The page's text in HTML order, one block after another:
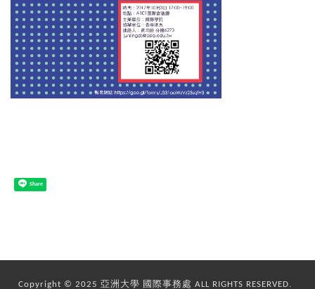
Share
Copyright © 2025 亞洲大學 國際事務處 ALL RIGHTS RESERVED.